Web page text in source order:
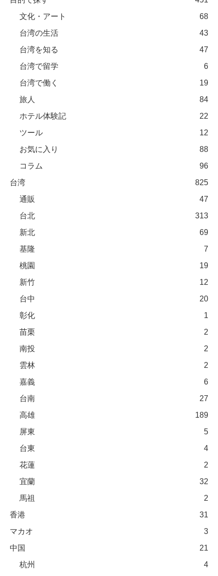
文化・アート
68
台湾の生活
43
台湾を知る
47
台湾で留学
6
台湾で働く
19
旅人
84
ホテル体験記
22
ツール
12
お気に入り
88
コラム
96
台湾
825
通販
47
台北
313
新北
69
基隆
7
桃園
19
新竹
12
台中
20
彰化
1
苗栗
2
南投
2
雲林
2
嘉義
6
台南
27
高雄
189
屏東
5
台東
4
花蓮
2
宜蘭
32
馬祖
2
香港
31
マカオ
3
中国
21
杭州
4